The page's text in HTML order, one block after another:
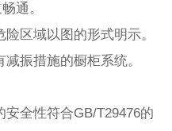
通。
区域以图的形式明示。
振措施的橱柜系统。
全性符合GB/T29476的